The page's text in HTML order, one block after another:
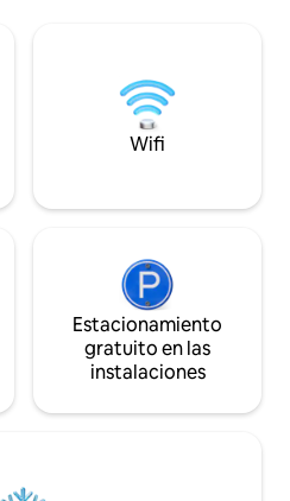
piso con acceso
están hechas a
privado.
Wifi
Estacionamiento
gratuito en las
instalaciones